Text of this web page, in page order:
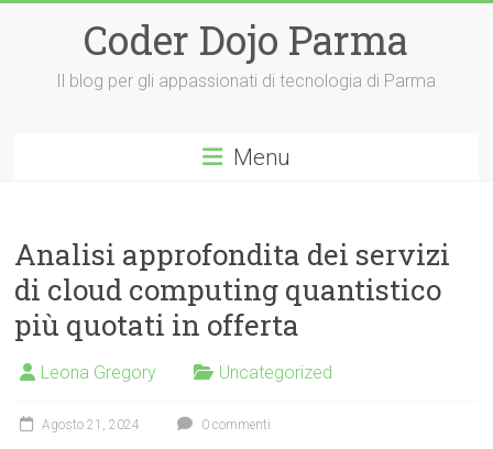
Coder Dojo Parma
Il blog per gli appassionati di tecnologia di Parma
Menu
Analisi approfondita dei servizi
di cloud computing quantistico
più quotati in offerta
Leona Gregory Uncategorized
Agosto 21, 2024 0 commenti